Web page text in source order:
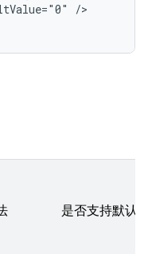
是否支持默认